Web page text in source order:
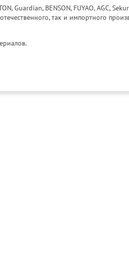
BENSON, FUYAO, AGC,
так и импортного